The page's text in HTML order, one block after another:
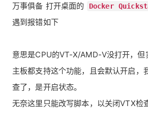
万事俱备 打开桌面的 Docker
遇到报错如下
意思是CPU的VT-X/AMD-V没打开，但
主板都支持这个功能，且会默认开启，
查了，是开启状态。
无奈这里只能改写脚本，以关闭VTX检